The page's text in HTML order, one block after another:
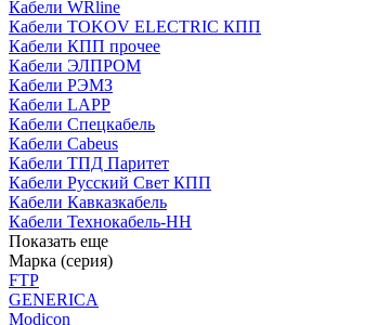
Кабели WRline
Кабели TOKOV ELECTRIC КПП
Кабели КПП прочее
Кабели ЭЛПРОМ
Кабели РЭМЗ
Кабели LAPP
Кабели Спецкабель
Кабели Cabeus
Кабели ТПД Паритет
Кабели Русский Свет КПП
Кабели Кавказкабель
Кабели Технокабель-НН
Показать еще
Марка (серия)
FTP
GENERICA
Modicon